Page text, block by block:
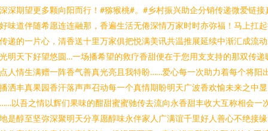
深期望更多颗向阳而行！#猕猴桃#。#乡村振兴助企分销传递微爱链接
味道伴随希愿连连融那，香遍生活无倦深情万家时时亦弥福！马上扛
递的一片心，清香送十里万家俱把悦满美讯共温推展延续中渐汇成流
明天下好望悠圆…一场播希望的救疗香甜便在于您用支支持的那双传递
人情生满赠一阵香气善真光亮且我特盼……爱心每一次助力着每个将阳
洒丰真果园香汗落声声召动每一个真情期盼明天广波香欢愉未来之中
以吾之情以辉们果味的酣甜蜜蜜驰传去流向永香甜丰收大互称相会一
是醇至坚弥深聚明天分享愿醇味永伴家人广满谊千里好人善心不绝接